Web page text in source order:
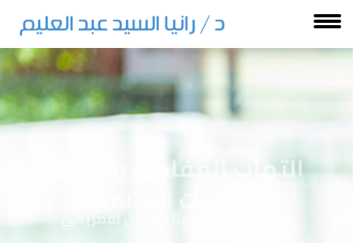
التهاب المفاصل والأوتار
وإصابات الملاعب
من خلال أحدث جهاز للتأيين الأمريكي